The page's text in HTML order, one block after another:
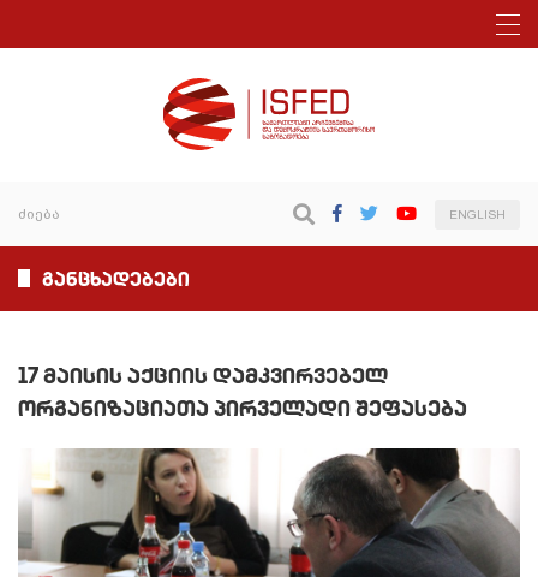
ENGLISH
განცხადებები
17 მაისის აქციის დამკვირვებელ
ორგანიზაციათა პირველადი შეფასება